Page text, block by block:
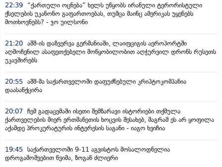
22:39
“ქართული ოცნება” ხელს უწყობს ირანული ტერორისტული
ქსელების უკანონო გაფართოებას, თუმცა მაინც ამერიკას უყენებს
მოთხოვნებს? - ჯო უილსონი
21:20 აშშ-ის დაზვერვა გერმანიაში, ლაიფციგის აეროპორტში
აღმოჩენილ ასაფეთქებელი მოწყობილობით აღჭურვილ დრონს რუსეთს
უკავშირებს
20:55 აშშ-მა საქართველოში დაფუძნებული კრიპტოკომპანია
დაასანქცირა
20:07 ჩემ გადაცემაში ისეთი შემზარავი ისტორიები თქმულა
ქართველების მიერ ერთმანეთის ხოცვის შესახებ, მაგრამ ეს არ ყოფილა
აქამდე პროკურატურის ინტერესის საგანი - იაგო ხვიჩია
19:45 საქართველოში 9-11 აგვისტოს მოსალოდნელია
დროგამოშვებით წვიმა, ზოგან ძლიერი